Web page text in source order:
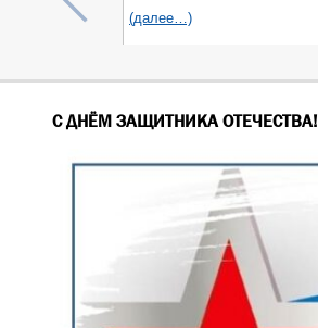
(далее…)
С ДНЁМ ЗАЩИТНИКА ОТЕЧЕСТВА!